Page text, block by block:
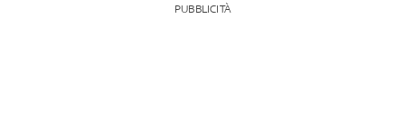
PUBBLICITÀ